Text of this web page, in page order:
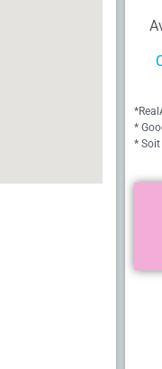
*
* Soit